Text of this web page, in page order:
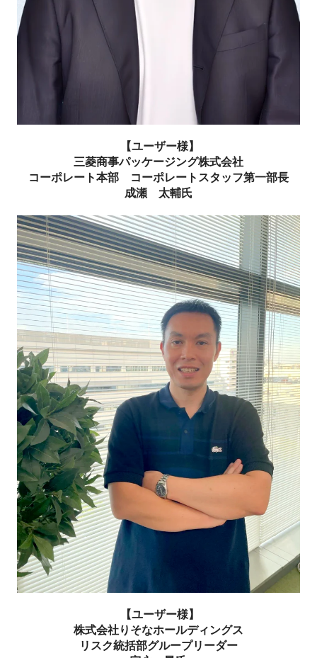
【ユーザー様】
三菱商事パッケージング株式会社
コーポレート本部 コーポレートスタッフ第一部長
成瀬 太輔氏
【ユーザー様】
株式会社りそなホールディングス
リスク統括部グループリーダー